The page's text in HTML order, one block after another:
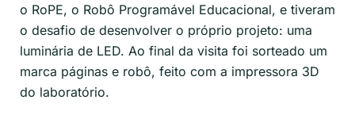
o RoPE, o Robô Programável Educacional, e tiveram
o desafio de desenvolver o próprio projeto: uma
luminária de LED. Ao final da visita foi sorteado um
marca páginas e robô, feito com a impressora 3D
do laboratório.